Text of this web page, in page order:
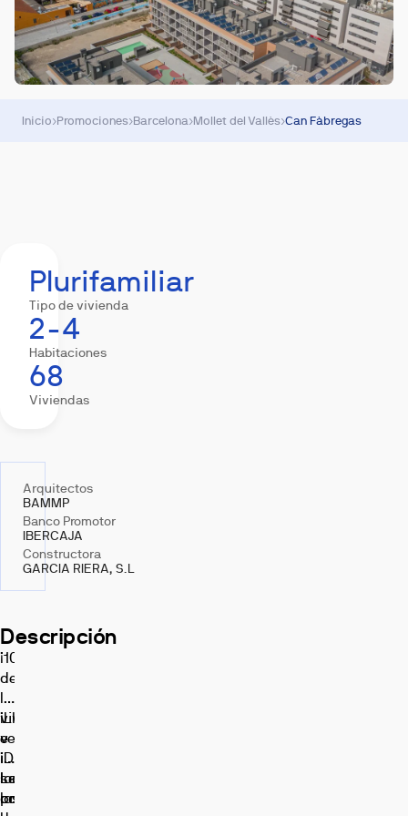
Inicio›Promociones›Barcelona›Mollet del Vallès›Can Fàbregas
Plurifamiliar
Tipo de vivienda
2-4
Habitaciones
68
Viviendas
Arquitectos
BAMMP
Banco Promotor
IBERCAJA
Constructora
GARCIA RIERA, S.L
Descripción
¡100%
de
las
viviendas
vendidas!
¡Disponibles
locales
comerciales
¡Llámanos
e
infórmate
sobre
los
La
promoción